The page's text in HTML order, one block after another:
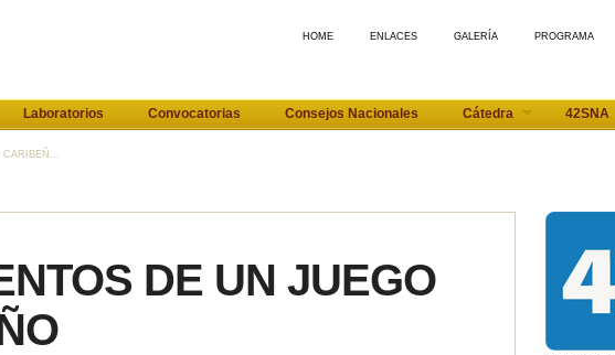
HOME ENLACES GALERÍA PROGRAMA
Laboratorios Convocatorias Consejos Nacionales Cátedra 42SNA
CARIBEÑ...
DE UN JUEGO